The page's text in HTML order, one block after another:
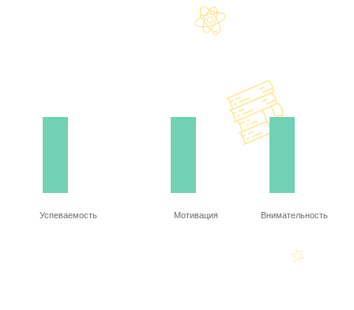
Успеваемость Мотивация Внимательность